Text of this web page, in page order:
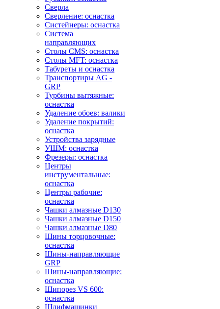
Сверла
Сверление: оснастка
Систейнеры: оснастка
Система
направляющих
Столы CMS: оснастка
Столы MFT: оснастка
Табуреты и оснастка
Транспортиры AG -
GRP
Турбины вытяжные:
оснастка
Удаление обоев: валики
Удаление покрытий:
оснастка
Устройства зарядные
УШМ: оснастка
Фрезеры: оснастка
Центры
инструментальные:
оснастка
Центры рабочие:
оснастка
Чашки алмазные D130
Чашки алмазные D150
Чашки алмазные D80
Шины торцовочные:
оснастка
Шины-направляющие
GRP
Шины-направляющие:
оснастка
Шипорез VS 600:
оснастка
Шлифмашинки